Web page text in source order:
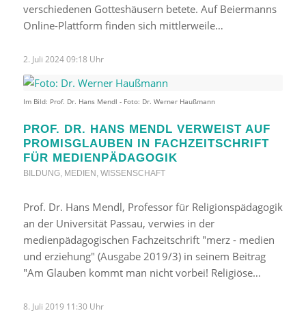
verschiedenen Gotteshäusern betete. Auf Beiermanns
Online-Plattform finden sich mittlerweile…
2. Juli 2024 09:18 Uhr
Im Bild: Prof. Dr. Hans Mendl - Foto: Dr. Werner Haußmann
PROF. DR. HANS MENDL VERWEIST AUF
PROMISGLAUBEN IN FACHZEITSCHRIFT
FÜR MEDIENPÄDAGOGIK
BILDUNG, MEDIEN , WISSENSCHAFT
Prof. Dr. Hans Mendl, Professor für Religionspädagogik
an der Universität Passau, verwies in der
medienpädagogischen Fachzeitschrift "merz - medien
und erziehung" (Ausgabe 2019/3) in seinem Beitrag
"Am Glauben kommt man nicht vorbei! Religiöse…
8. Juli 2019 11:30 Uhr